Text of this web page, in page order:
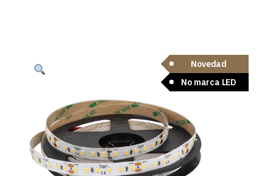
Novedad
No marca LED